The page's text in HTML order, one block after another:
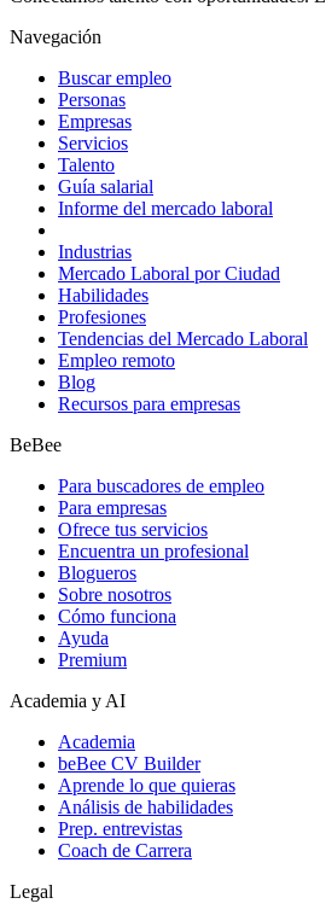
Navegación
Buscar empleo
Personas
Empresas
Servicios
Talento
Guía salarial
Informe del mercado laboral
Industrias
Mercado Laboral por Ciudad
Habilidades
Profesiones
Tendencias del Mercado Laboral
Empleo remoto
Blog
Recursos para empresas
BeBee
Para buscadores de empleo
Para empresas
Ofrece tus servicios
Encuentra un profesional
Blogueros
Sobre nosotros
Cómo funciona
Ayuda
Premium
Academia y AI
Academia
beBee CV Builder
Aprende lo que quieras
Análisis de habilidades
Prep. entrevistas
Coach de Carrera
Legal